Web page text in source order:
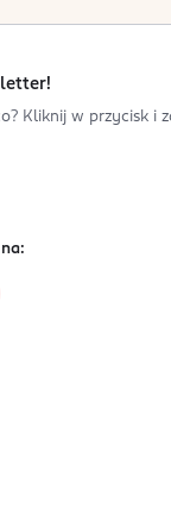
Kliknij w przycisk i